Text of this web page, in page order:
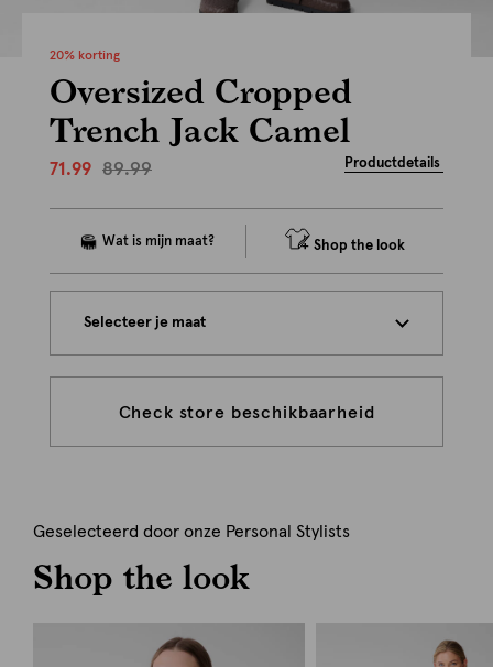
20% korting
Oversized Cropped
Trench Jack Camel
71.99 89.99 Productdetails
Shop the look
Selecteer je maat
Check store beschikbaarheid
Geselecteerd door onze Personal Stylists
Shop the look